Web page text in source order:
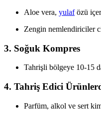
Aloe vera, yulafözü
Zengin nemlendiriciler
3. Soğuk Kompres
Tahrişli bölgeye 10-15
4. Tahriş Edici
Parfüm, alkol ve sert